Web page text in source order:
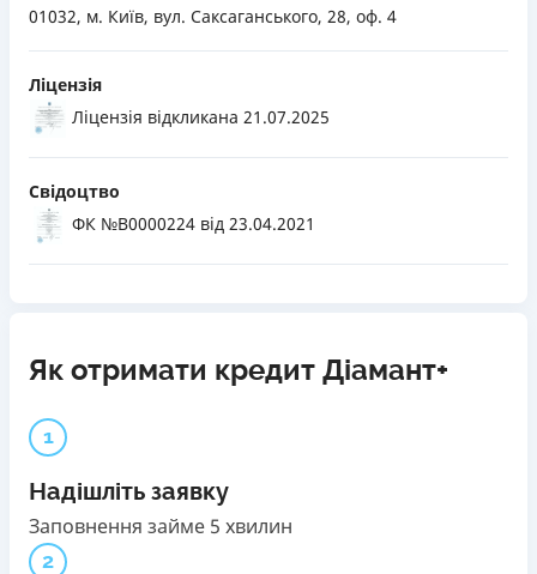
01032, м. Київ, вул. Саксаганського, 28, оф. 4
Ліцензія
Ліцензія відкликана 21.07.2025
Свідоцтво
ФК №В0000224 від 23.04.2021
Як отримати кредит Діамант+
1
Надішліть заявку
Заповнення займе 5 хвилин
2